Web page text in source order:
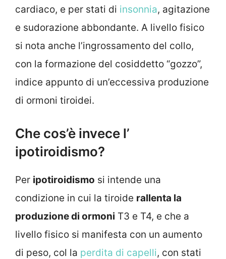
cardiaco, e per stati di insonnia, agitazione
e sudorazione abbondante. A livello fisico
si nota anche l’ingrossamento del collo,
con la formazione del cosiddetto “gozzo”,
indice appunto di un’eccessiva produzione
di ormoni tiroidei.
Che cos’è invece l’
ipotiroidismo?
Per ipotiroidismo si intende una
condizione in cui la tiroide rallenta la
produzione di ormoni T3 e T4, e che a
livello fisico si manifesta con un aumento
di peso, col la perdita di capelli, con stati